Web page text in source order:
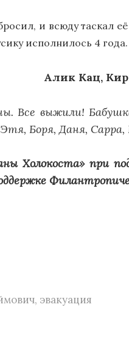
и всюду таскал
исполнилось 4 года.
Алик Кац,
Все выжили!
Боря, Даня, Сарра,
Холокоста» при
, эвакуация